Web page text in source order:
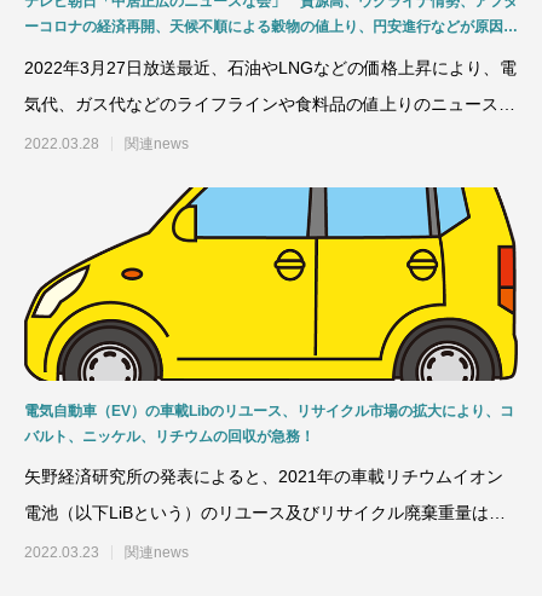
ーコロナの経済再開、天候不順による穀物の値上り、円安進行などが原因で
2022年3月27日放送最近、石油やLNGなどの価格上昇により、電
気代、ガス代などのライフラインや食料品の値上りのニュースを
良く見
2022.03.28 関連news
電気自動車（EV）の車載Libのリユース、リサイクル市場の拡大により、コ
バルト、ニッケル、リチウムの回収が急務！
矢野経済研究所の発表によると、2021年の車載リチウムイオン
電池（以下LiBという）のリユース及びリサイクル廃棄重量は約
１０万トンで、国別
2022.03.23 関連news